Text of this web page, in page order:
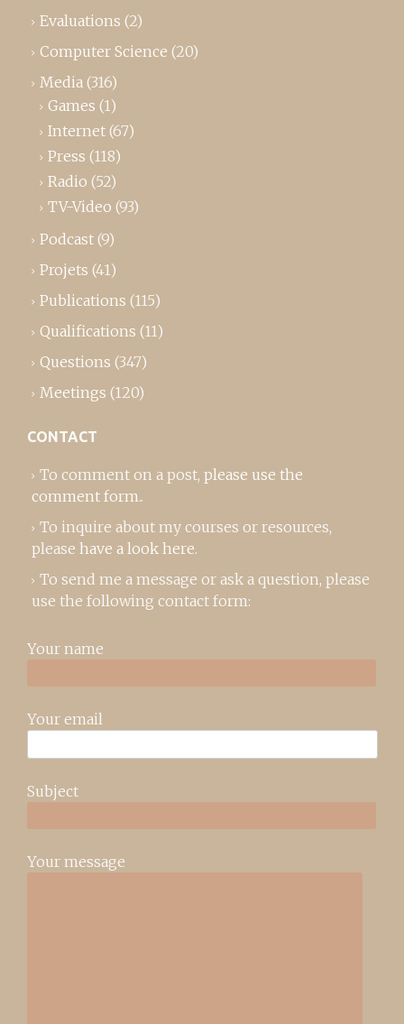
Evaluations (2)
Computer Science (20)
Media (316)
Games (1)
Internet (67)
Press (118)
Radio (52)
TV-Video (93)
Podcast (9)
Projets (41)
Publications (115)
Qualifications (11)
Questions (347)
Meetings (120)
CONTACT
To comment on a post, please use the
comment form..
To inquire about my courses or resources,
please have a look here.
To send me a message or ask a question, please
use the following contact form:
Your name
Your email
Subject
Your message